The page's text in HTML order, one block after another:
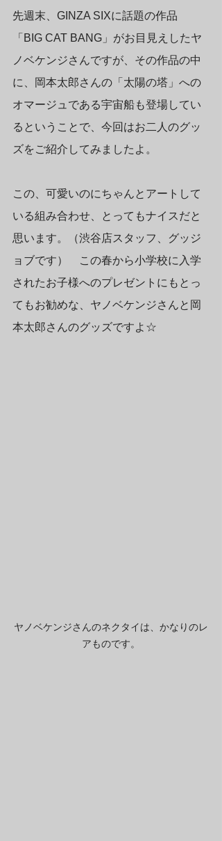
先週末、GINZA SIXに話題の作品
「BIG CAT BANG」がお目見えしたヤ
ノベケンジさんですが、その作品の中
に、岡本太郎さんの「太陽の塔」への
オマージュである宇宙船も登場してい
るということで、今回はお二人のグッ
ズをご紹介してみましたよ。
この、可愛いのにちゃんとアートして
いる組み合わせ、とってもナイスだと
思います。（渋谷店スタッフ、グッジ
ョブです）　この春から小学校に入学
されたお子様へのプレゼントにもとっ
てもお勧めな、ヤノベケンジさんと岡
本太郎さんのグッズですよ☆
ヤノベケンジさんのネクタイは、かなりのレ
アものです。